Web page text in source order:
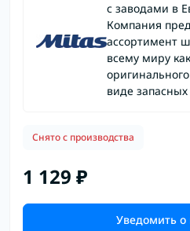
с заводами в
Компания
ассортимент
всему миру
виде запасных
Снято с производства
1 129 ₽
Уведомить о